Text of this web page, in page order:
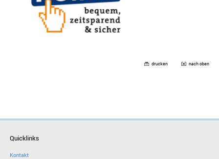
drucken nach oben
Quicklinks
Kontakt